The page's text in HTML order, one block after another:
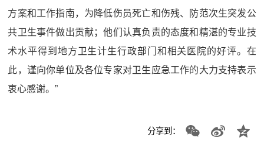
方案和工作指南，为降低伤员死亡和伤残、防范次生突发公
共卫生事件做出贡献；他们认真负责的态度和精湛的专业技
术水平得到地方卫生计生行政部门和相关医院的好评。在
此，谨向你单位及各位专家对卫生应急工作的大力支持表示
衷心感谢。”
分享到：